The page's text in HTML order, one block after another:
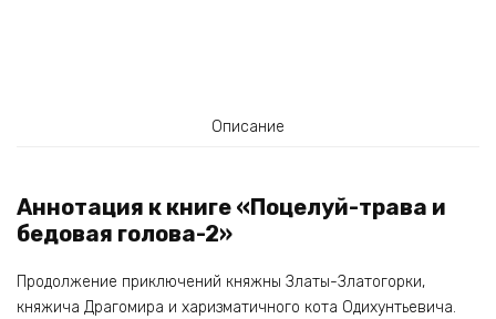
Описание
Аннотация к книге «Поцелуй-трава и
бедовая голова-2»
Продолжение приключений княжны Златы-Златогорки,
княжича Драгомира и харизматичного кота Одихунтьевича.